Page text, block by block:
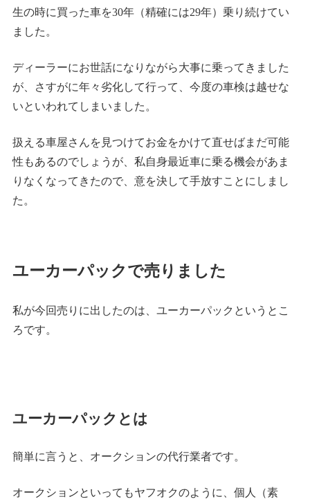
生の時に買った車を30年（精確には29年）乗り続けてい
ました。
ディーラーにお世話になりながら大事に乗ってきました
が、さすがに年々劣化して行って、今度の車検は越せな
いといわれてしまいました。
扱える車屋さんを見つけてお金をかけて直せばまだ可能
性もあるのでしょうが、私自身最近車に乗る機会があま
りなくなってきたので、意を決して手放すことにしまし
た。
ユーカーパックで売りました
私が今回売りに出したのは、ユーカーパックというとこ
ろです。
ユーカーパックとは
簡単に言うと、オークションの代行業者です。
オークションといってもヤフオクのように、個人（素